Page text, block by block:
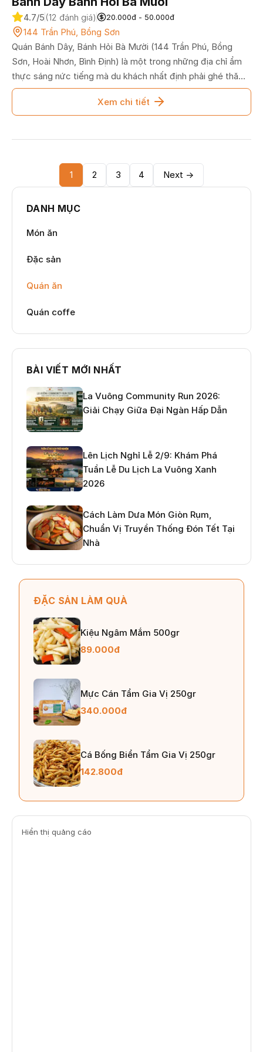
4.7/5 (12 đánh giá) 20.000đ - 50.000đ
144 Trần Phú, Bồng Sơn
Quán Bánh Dây, Bánh Hỏi Bà Mười (144 Trần Phú, Bồng
Sơn, Hoài Nhơn, Bình Định) là một trong những địa chỉ ẩm
thực sáng nức tiếng mà du khách nhất định phải ghé thăm
khi có dịp về với xứ Nẫu. Quán chinh phục bao thế hệ thực
khách bằng món bánh dây được làm theo phương pháp
ăn kèm lòng heo tươi rói cũng là "vũ khí" giúp quán Bà Mười
luôn tấp nập khách ra vào mỗi sớm mai.
Xem chi tiết
1 2 3 4 Next →
DANH MỤC
Món ăn
Đặc sản
Quán ăn
Quán coffe
BÀI VIẾT MỚI NHẤT
La Vuông Community Run 2026:
Giải Chạy Giữa Đại Ngàn Hấp Dẫn
Lên Lịch Nghỉ Lễ 2/9: Khám Phá
Tuần Lễ Du Lịch La Vuông Xanh
2026
Cách Làm Dưa Món Giòn Rụm,
Chuẩn Vị Truyền Thống Đón Tết Tại
Nhà
ĐẶC SẢN LÀM QUÀ
Kiệu Ngâm Mắm 500gr
89.000đ
Mực Cán Tẩm Gia Vị 250gr
340.000đ
Cá Bống Biển Tẩm Gia Vị 250gr
142.800đ
Hiển thị quảng cáo